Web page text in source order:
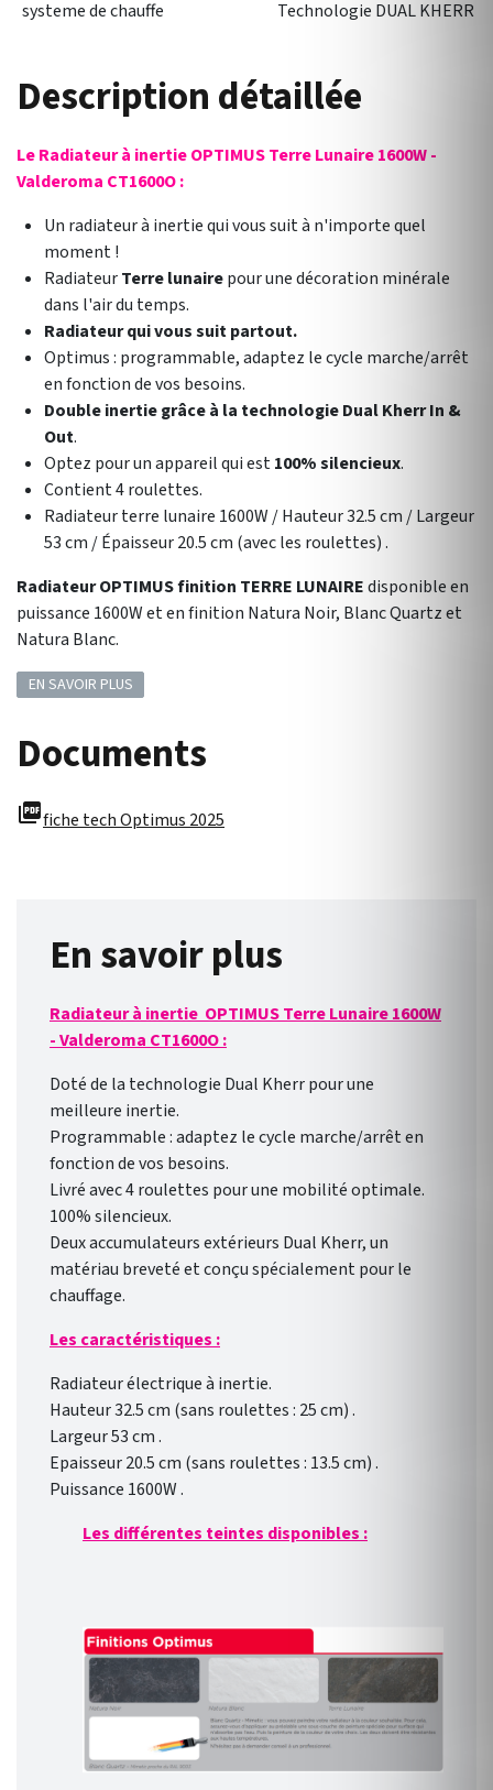
systeme de chauffe Technologie DUAL KHERR
Description détaillée
Le Radiateur à inertie OPTIMUS Terre Lunaire 1600W -
Valderoma CT1600O :
Un radiateur à inertie qui vous suit à n'importe quel
moment !
RadiateurTerre lunairepour une décoration minérale
dans l'air du temps.
Radiateur qui vous suit partout.
Optimus : programmable, adaptez le cycle marche/arrêt
en fonction de vos besoins.
Double inertie grâce à la technologie Dual Kherr In &
Out.
Optez pour un appareil qui est100% silencieux.
Contient 4 roulettes.
Radiateur terre lunaire 1600W / Hauteur 32.5 cm / Largeur
53 cm / Épaisseur 20.5 cm (avec les roulettes) .
Radiateur OPTIMUS finition TERRE LUNAIREdisponible en
puissance 1600W et en finition Natura Noir, Blanc Quartz et
Natura Blanc.
EN SAVOIR PLUS
Documents
picture_as_pdffiche tech Optimus 2025
En savoir plus
Radiateur à inertie OPTIMUS Terre Lunaire 1600W
- Valderoma CT1600O :
Doté de la technologie Dual Kherr pour une
meilleure inertie.
Programmable : adaptez le cycle marche/arrêt en
fonction de vos besoins.
Livré avec 4 roulettes pour une mobilité optimale.
100% silencieux.
Deux accumulateurs extérieurs Dual Kherr, un
matériau breveté et conçu spécialement pour le
chauffage.
Les caractéristiques :
Radiateur électrique à inertie.
Hauteur 32.5 cm (sans roulettes : 25 cm) .
Largeur 53 cm .
Epaisseur 20.5 cm (sans roulettes : 13.5 cm) .
Puissance 1600W .
Les différentes teintes disponibles :